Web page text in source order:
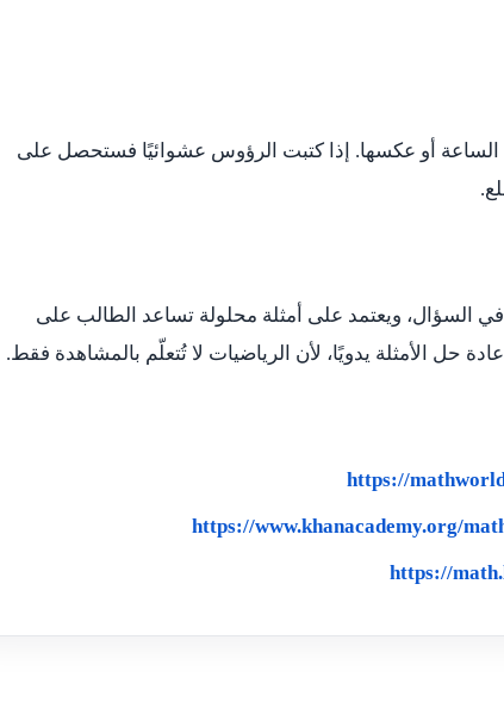
أو عكسها. إذا كتبت الرؤوس عشوائيًا فستحصل على
السؤال، ويعتمد على أمثلة محلولة تساعد الطالب على
حل الأمثلة يدويًا، لأن الرياضيات لا تُتعلّم بالمشاهدة فقط.
https://
https://www.khanacademy.org/
https://